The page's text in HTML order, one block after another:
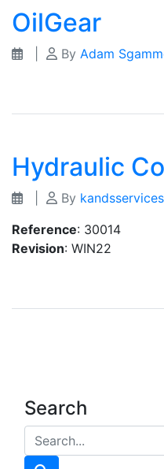
OilGear
By Adam
Hydraulic
By kandsservices
Reference: 30014
Revision: WIN22
Search